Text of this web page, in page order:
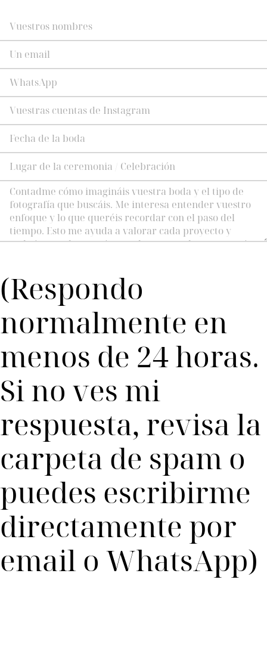
(Respondo
normalmente en
menos de 24 horas.
Si no ves mi
respuesta, revisa la
carpeta de spam o
puedes escribirme
directamente por
email o WhatsApp)